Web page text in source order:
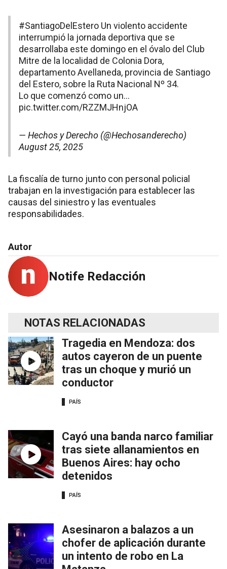
#SantiagoDelEstero Un violento accidente
interrumpió la jornada deportiva que se
desarrollaba este domingo en el óvalo del Club
Mitre de la localidad de Colonia Dora,
departamento Avellaneda, provincia de Santiago
del Estero, sobre la Ruta Nacional Nº 34.
Lo que comenzó como un…
pic.twitter.com/RZZMJHnjOA
— Hechos y Derecho (@Hechosanderecho)
August 25, 2025
La fiscalía de turno junto con personal policial
trabajan en la investigación para establecer las
causas del siniestro y las eventuales
responsabilidades.
Autor
Notife Redacción
NOTAS RELACIONADAS
Tragedia en Mendoza: dos
autos cayeron de un puente
tras un choque y murió un
conductor
PAÍS
Cayó una banda narco familiar
tras siete allanamientos en
Buenos Aires: hay ocho
detenidos
PAÍS
Asesinaron a balazos a un
chofer de aplicación durante
un intento de robo en La